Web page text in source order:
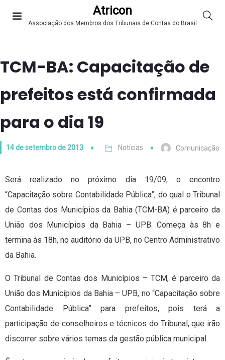
Atricon
Associação dos Membros dos Tribunais de Contas do Brasil
TCM-BA: Capacitação de
prefeitos está confirmada
para o dia 19
14 de setembro de 2013 Notícias Comunicação
Será realizado no próximo dia 19/09, o encontro
“Capacitação sobre Contabilidade Pública”, do qual o Tribunal
de Contas dos Municípios da Bahia (TCM-BA) é parceiro da
União dos Municípios da Bahia – UPB. Começa às 8h e
termina às 18h, no auditório da UPB, no Centro Administrativo
da Bahia.
O Tribunal de Contas dos Municípios – TCM, é parceiro da
União dos Municípios da Bahia – UPB, no “Capacitação sobre
Contabilidade Pública” para prefeitos, pois terá a
participação de conselheiros e técnicos do Tribunal, que irão
discorrer sobre vários temas da gestão pública municipal.